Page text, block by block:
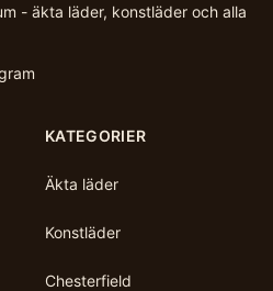
- äkta läder, konstläder och alla
KATEGORIER
Äkta läder
Konstläder
Chesterfield